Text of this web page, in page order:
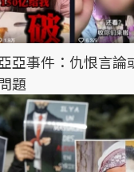
亞事件：仇恨言論
題